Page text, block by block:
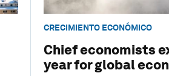
CRECIMIENTO ECONÓMICO
Chief economists
year for global